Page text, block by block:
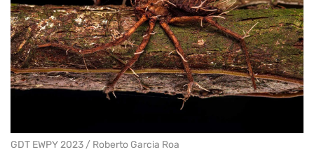
GDT EWPY 2023 / Roberto Garcia Roa